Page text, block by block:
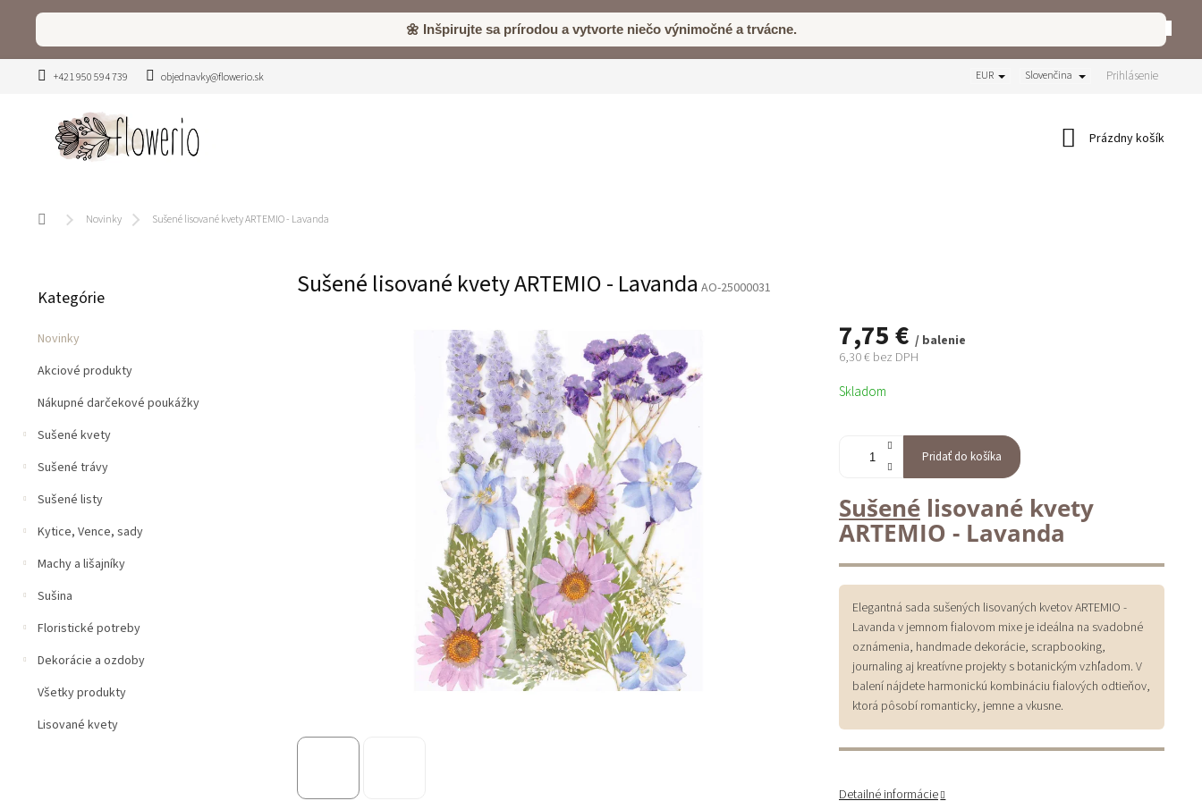
🌼 Inšpirujte sa prírodou a vytvorte niečo výnimočné a trvácne.
+421 950 594 739 objednavky@flowerio.sk EUR Slovenčina Prihlásenie
Nákupný
Prázdny košík
Domov Novinky Sušené lisované kvety ARTEMIO - Lavanda
č
ý
p
n
l
kategórie
Kategórie
Novinky
Akciové produkty
Nákupné darčekové poukážky
Sušené kvety
Sušené trávy
Sušené listy
Kytice, Vence, sady
Machy a lišajníky
Sušina
Floristické potreby
Dekorácie a ozdoby
Všetky produkty
Lisované kvety
Sušené lisované kvety ARTEMIO - Lavanda AO-25000031
7,75 € / balenie
6,30 € bez DPH
Jednotková
cena:
Skladom
Pridať do košíka
Sušené lisované kvety
ARTEMIO - Lavanda
Elegantná sada sušených lisovaných kvetov ARTEMIO -
Lavanda v jemnom fialovom mixe je ideálna na svadobné
oznámenia, handmade dekorácie, scrapbooking,
journaling aj kreatívne projekty s botanickým vzhľadom. V
balení nájdete harmonickú kombináciu fialových odtieňov,
ktorá pôsobí romanticky, jemne a vkusne.
Detailné informácie